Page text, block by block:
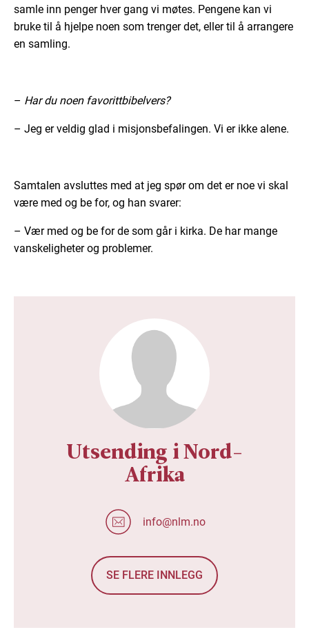
samle inn penger hver gang vi møtes. Pengene kan vi
bruke til å hjelpe noen som trenger det, eller til å arrangere
en samling.
– Har du noen favorittbibelvers?
– Jeg er veldig glad i misjonsbefalingen. Vi er ikke alene.
Samtalen avsluttes med at jeg spør om det er noe vi skal
være med og be for, og han svarer:
– Vær med og be for de som går i kirka. De har mange
vanskeligheter og problemer.
Utsending i Nord-
Afrika
info@nlm.no
SE FLERE INNLEGG